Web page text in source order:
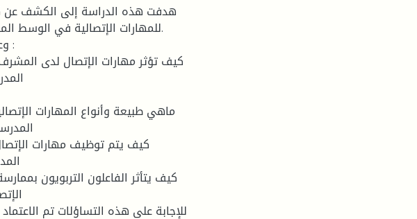
هدفت هذه الدراسة إلى الكشف عن
للمهارات الإتصالية في الوسط
للإجابة على هذه التساؤلات تم